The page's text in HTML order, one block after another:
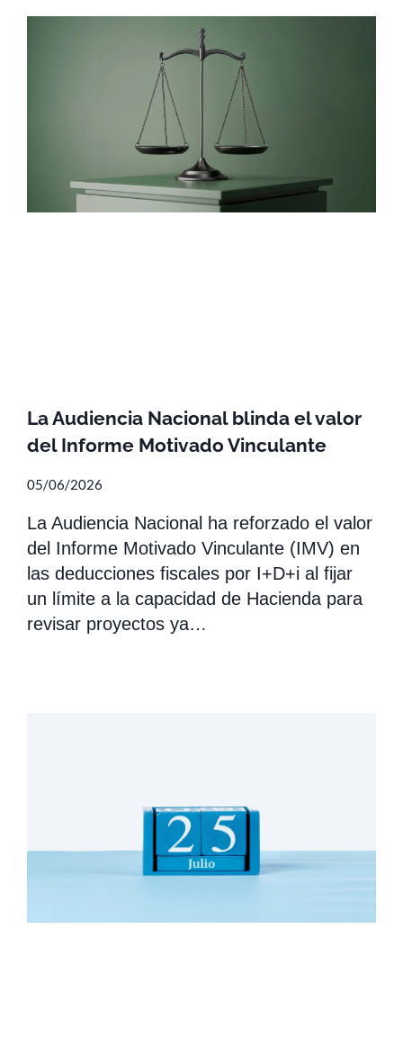
La Audiencia Nacional blinda el valor
del Informe Motivado Vinculante
05/06/2026
La Audiencia Nacional ha reforzado el valor
del Informe Motivado Vinculante (IMV) en
las deducciones fiscales por I+D+i al fijar
un límite a la capacidad de Hacienda para
revisar proyectos ya…